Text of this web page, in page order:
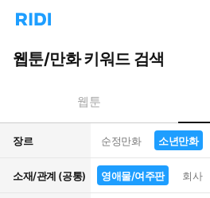
리
홈
으
턴
트
웹툰/만화 키워드 검색
웹툰
장르 순정만화 소년만화
소재/관계 (공통) 영애물/여주판 회사